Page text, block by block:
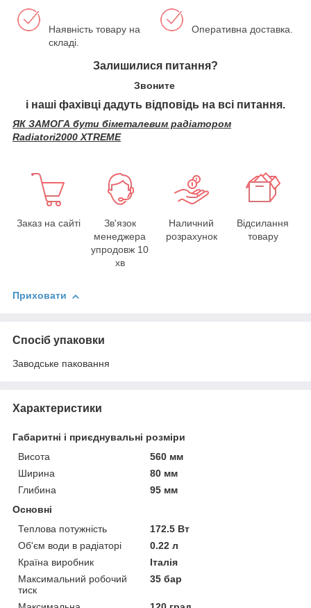
Наявність товару на
складі.
Оперативна доставка.
Залишилися питання?
Звоните
і наші фахівці дадуть відповідь на всі питання.
ЯК ЗАМОГА бути біметалевим радіатором
Radiatori2000 XTREME
Заказ на сайті
Зв'язок
менеджера
упродовж 10
хв
Наличний
розрахунок
Відсилання
товару
Приховати
Спосіб упаковки
Заводське паковання
Характеристики
Габаритні і приєднувальні розміри
Висота
560 мм
Ширина
80 мм
Глибина
95 мм
Основні
Теплова потужність
172.5 Вт
Об'єм води в радіаторі
0.22 л
Країна виробник
Італія
Максимальний робочий
тиск
35 бар